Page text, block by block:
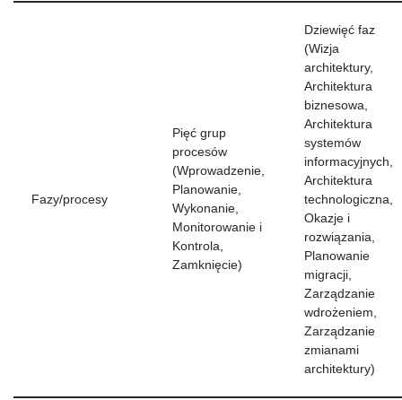
Fazy/procesy
Pięć grup
procesów
(Wprowadzenie,
Planowanie,
Wykonanie,
Monitorowanie i
Kontrola,
Zamknięcie)
Dziewięć faz
(Wizja
architektury,
Architektura
biznesowa,
Architektura
systemów
informacyjnych,
Architektura
technologiczna,
Okazje i
rozwiązania,
Planowanie
migracji,
Zarządzanie
wdrożeniem,
Zarządzanie
zmianami
architektury)